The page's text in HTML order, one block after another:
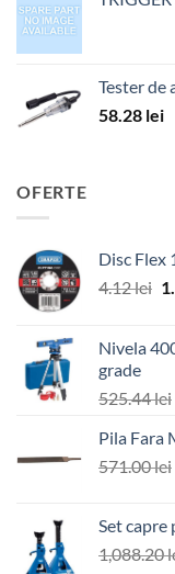
Tester de
58.28 lei
OFERTE
Disc Flex
4.12lei
Nivela
grade
525.44lei
Pila Fara
571.00lei
Set capre
1,088.20